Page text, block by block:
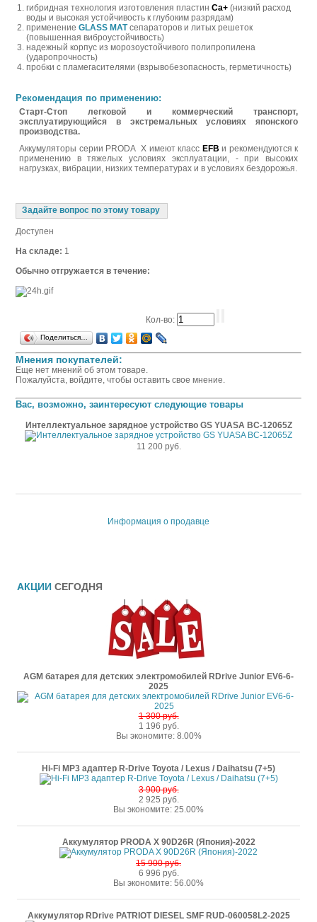
гибридная технология изготовления пластин Ca+ (низкий расход
воды и высокая устойчивость к глубоким разрядам)
применение GLASS MATсепараторов и литых решеток
(повышенная виброустойчивость)
надежный корпус из морозоустойчивого полипропилена
(ударопрочность)
пробки с пламегасителями (взрывобезопасность, герметичность)
Рекомендация по применению:
Старт-Стоп легковой и коммерческий транспорт,
эксплуатирующийся в экстремальных условиях японского
производства.
Аккумуляторы серии PRODA X имеют класс EFB и рекомендуются к
применению в тяжелых условиях эксплуатации, - при высоких
нагрузках, вибрации, низких температурах и в условиях бездорожья.
Задайте вопрос по этому товару
Доступен
На складе: 1
Обычно отгружается в течение:
Кол-во:
Поделиться…
Мнения покупателей:
Еще нет мнений об этом товаре.
Пожалуйста, войдите, чтобы оставить свое мнение.
Вас, возможно, заинтересуют следующие товары
Интеллектуальное зарядное устройство GS YUASA BC-12065Z
11 200 руб.
Информация о продавце
АКЦИИ СЕГОДНЯ
AGM батарея для детских электромобилей RDrive Junior EV6-6-
2025
1 300 руб.
1 196 руб.
Вы экономите: 8.00%
Hi-Fi MP3 адаптер R-Drive Toyota / Lexus / Daihatsu (7+5)
3 900 руб.
2 925 руб.
Вы экономите: 25.00%
Аккумулятор PRODA X 90D26R (Япония)-2022
15 900 руб.
6 996 руб.
Вы экономите: 56.00%
Аккумулятор RDrive PATRIOT DIESEL SMF RUD-060058L2-2025